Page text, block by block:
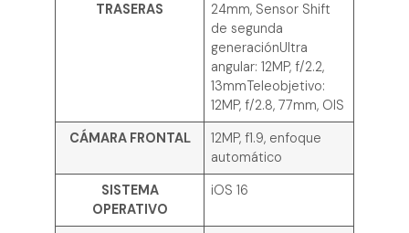
TRASERAS
24mm, Sensor Shift
de segunda
generaciónUltra
angular: 12MP, f/2.2,
13mmTeleobjetivo:
12MP, f/2.8, 77mm, OIS
CÁMARA FRONTAL
12MP, f1.9, enfoque
automático
SISTEMA
OPERATIVO
iOS 16